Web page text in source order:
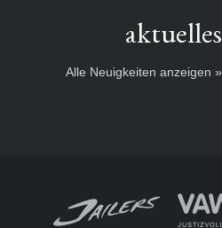
aktuelles
Alle Neuigkeiten anzeigen »